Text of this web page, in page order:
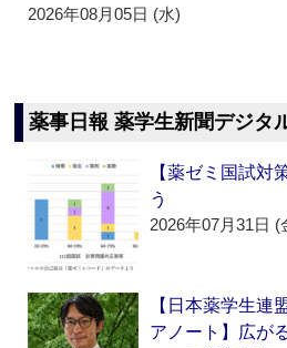
2026年08月05日 (水)
薬事日報 薬学生新聞デジタ
【薬ゼミ国試対
う
2026年07月31日 (
【日本薬学生連
アノート】広が